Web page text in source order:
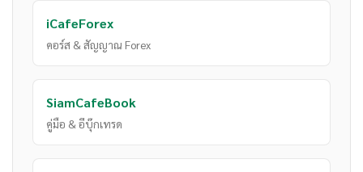
iCafeForex
คอร์ส & สัญญาณ Forex
SiamCafeBook
คู่มือ & อีบุ๊กเทรด